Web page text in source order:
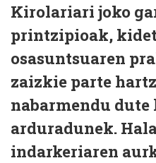
Kirolariari joko
printzipioak,
osasuntsuaren
zaizkie parte
nabarmendu dute
arduradunek.
indarkeriaren